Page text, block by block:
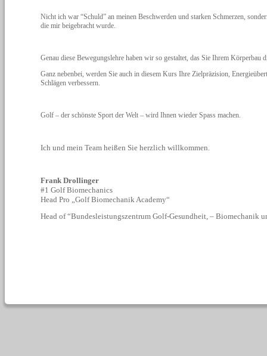
Nicht ich war “Schuld” an meinen Beschwerden und starken Schmerzen,
die mir beigebracht wurde.
Genau diese Bewegungslehre haben wir so gestaltet, das Sie Ihrem Körperbau
Ganz nebenbei, werden Sie auch in diesem Kurs Ihre Zielpräzision,
Schlägen verbessern.
Golf – der schönste Sport der Welt – wird Ihnen wieder Spass machen.
Ich und mein Team heißen Sie herzlich willkommen.
Frank Drollinger
#1 Golf Biomechanics
Head Pro „Golf Biomechanik Academy“
Head of “Bundesleistungszentrum Golf-Gesundheit, – Biomechanik